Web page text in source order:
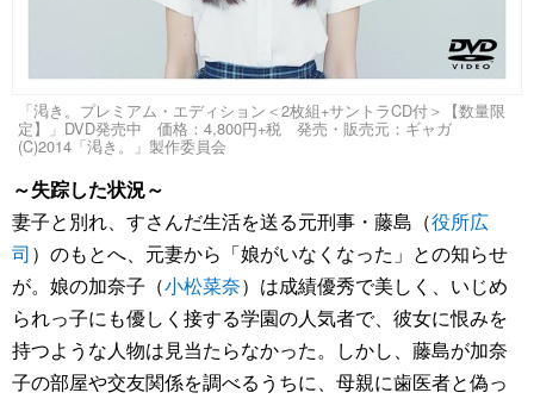
「渇き。プレミアム・エディション＜2枚組+サントラCD付＞【数量限
定】」DVD発売中 価格：4,800円+税 発売・販売元：ギャガ
(C)2014「渇き。」製作委員会
～失踪した状況～
妻子と別れ、すさんだ生活を送る元刑事・藤島（役所広
司）のもとへ、元妻から「娘がいなくなった」との知らせ
が。娘の加奈子（小松菜奈）は成績優秀で美しく、いじめ
られっ子にも優しく接する学園の人気者で、彼女に恨みを
持つような人物は見当たらなかった。しかし、藤島が加奈
子の部屋や交友関係を調べるうちに、母親に歯医者と偽っ